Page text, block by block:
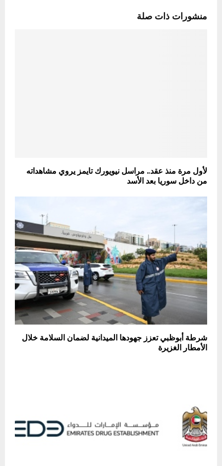
منشورات ذات صلة
لأول مرة منذ عقد.. مراسل نيويورك تايمز يروي مشاهداته
من داخل سوريا بعد الأسد
شرطة أبوظبي تعزز جهودها الميدانية لضمان السلامة خلال
الأمطار الغزيرة